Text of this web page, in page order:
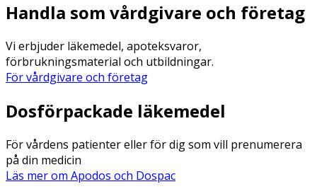
Handla som vårdgivare och företag
Vi erbjuder läkemedel, apoteksvaror,
förbrukningsmaterial och utbildningar.
För vårdgivare och företag
Dosförpackade läkemedel
För vårdens patienter eller för dig som vill prenumerera
på din medicin
Läs mer om Apodos och Dospac